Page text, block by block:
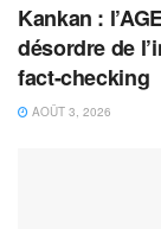
Kankan :
désordre de
fact-checking
AOÛT 3, 2026